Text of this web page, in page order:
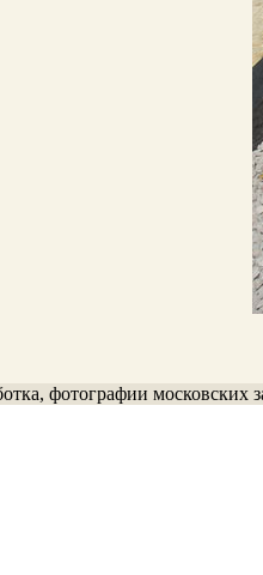
фотографии московских